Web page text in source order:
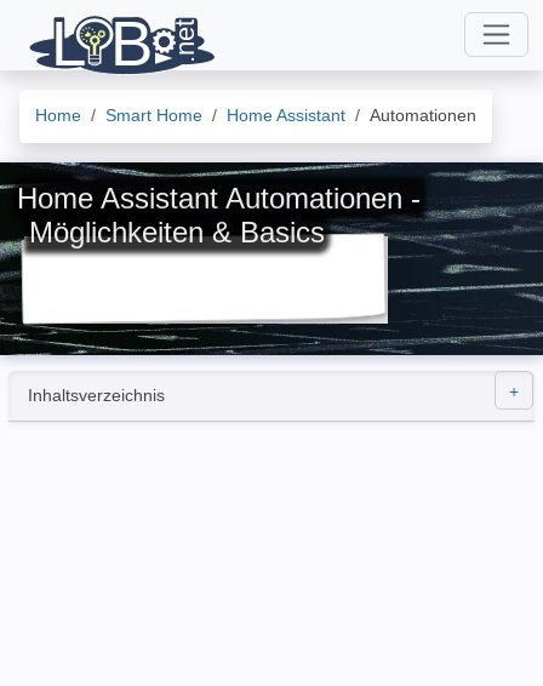
Home Smart Home Home Assistant Automationen
Home Assistant Automationen -
Möglichkeiten & Basics
Inhaltsverzeichnis